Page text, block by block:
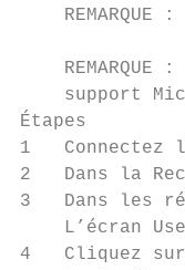
REMARQUE :
REMARQUE :
support
Étapes
1   Connectez
2   Dans la
3   Dans les
L’écran
4   Cliquez